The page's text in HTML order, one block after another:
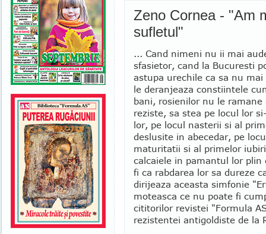
Zeno Cornea - "Am
sufletul"
... Cand nimeni nu ii mai
sfasietor, cand la Bucuresti
astupa urechile ca sa nu mai
le deranjeaza constiintele
bani, rosienilor nu le ramane
reziste, sa stea pe locul lor
lor, pe locul nasterii si al
deslusite in abecedar, pe
maturitatii si al primelor
calcaiele in pamantul lor plin
fi ca rabdarea lor sa dureze
dirijeaza aceasta simfonie
moteasca ce nu poate fi
cititorilor revistei "Formula
rezistentei antigoldiste de la